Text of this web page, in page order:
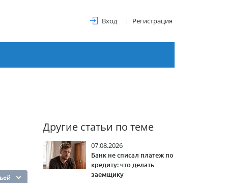
Вход Регистрация
Другие статьи по теме
07.08.2026
Банк не списал платеж по
кредиту: что делать
заемщику